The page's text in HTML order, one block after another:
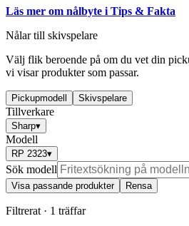
Läs mer om nålbyte i Tips & Fakta
Nålar till skivspelare
Välj flik beroende på om du vet din
vi visar produkter som passar.
Pickupmodell Skivspelare
Tillverkare
Sharp▾
Modell
RP 2323▾
Sök modell
Visa passande produkter Rensa
Filtrerat · 1 träffar